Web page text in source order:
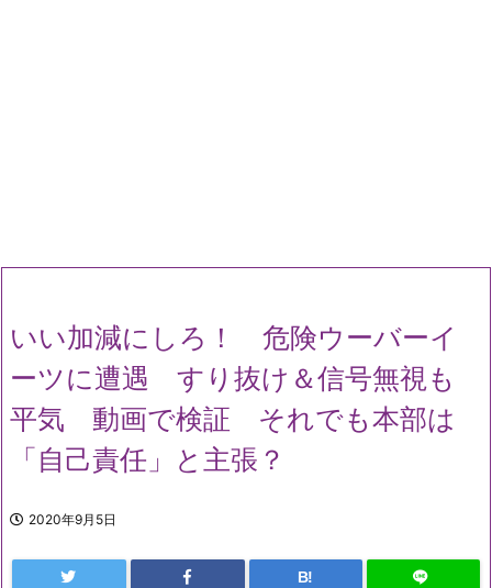
いい加減にしろ！ 危険ウーバーイ
ーツに遭遇 すり抜け＆信号無視も
平気 動画で検証 それでも本部は
「自己責任」と主張？
2020年9月5日
B!